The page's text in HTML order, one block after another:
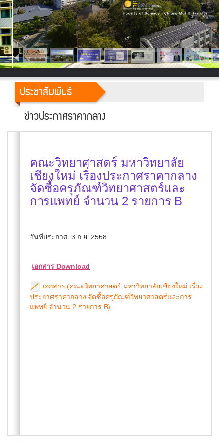
ประชาสัมพันธ์
ข่าวประกาศราคากลาง
คณะวิทยาศาสตร์ มหาวิทยาลัย
เชียงใหม่ เรื่องประกาศราคากลาง
จัดซื้อครุภัณฑ์วิทยาศาสตร์และ
การแพทย์ จำนวน 2 รายการ B
วันที่ประกาศ :3 ก.ย. 2568
เอกสาร Download
เอกสาร (คณะวิทยาศาสตร์ มหาวิทยาลัยเชียงใหม่ เรื่อง
ประกาศราคากลาง จัดซื้อครุภัณฑ์วิทยาศาสตร์และการ
แพทย์ จำนวน 2 รายการ B)